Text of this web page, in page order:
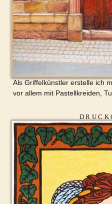
Als Griffelkünstler erstelle ich
vor allem mit Pastellkreiden,